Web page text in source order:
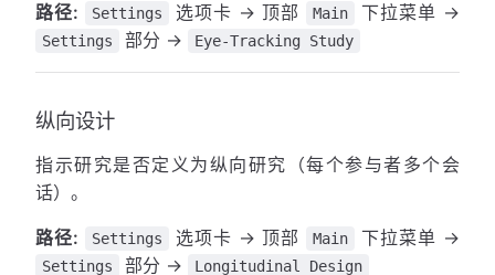
路径: Settings 选项卡 → 顶部 Main 下拉菜单 →
Settings 部分 → Eye-Tracking Study
纵向设计
指示研究是否定义为纵向研究（每个参与者多个会
话）。
路径: Settings 选项卡 → 顶部 Main 下拉菜单 →
Settings 部分 → Longitudinal Design